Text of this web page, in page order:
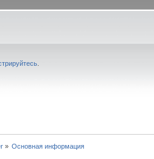
» Основная информация